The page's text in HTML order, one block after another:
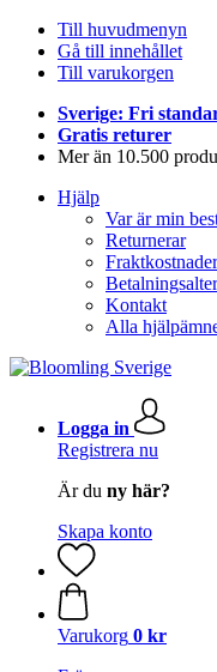
Till huvudmenyn
Gå till innehållet
Till varukorgen
Sverige: Fri
Gratis returer
Mer än 10.500
Hjälp
Var är min
Returnerar
Fraktkostnader
Kontakt
Alla
Logga in
Registrera nu
Är du ny här?
Skapa konto
Varukorg 0 kr